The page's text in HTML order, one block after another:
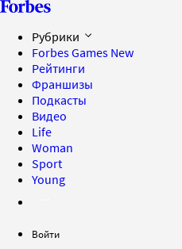
Рубрики
Forbes Games New
Рейтинги
Франшизы
Подкасты
Видео
Life
Woman
Sport
Young
Войти